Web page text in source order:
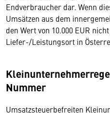
Endverbraucher dar. Wenn
Umsätzen aus dem
den Wert von 10.000 EUR
Liefer-/Leistungsort in
Nummer
Umsatzsteuerbefreiten